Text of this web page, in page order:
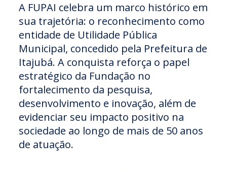
A FUPAI celebra um marco histórico em
sua trajetória: o reconhecimento como
entidade de Utilidade Pública
Municipal, concedido pela Prefeitura de
Itajubá. A conquista reforça o papel
estratégico da Fundação no
fortalecimento da pesquisa,
desenvolvimento e inovação, além de
evidenciar seu impacto positivo na
sociedade ao longo de mais de 50 anos
de atuação.